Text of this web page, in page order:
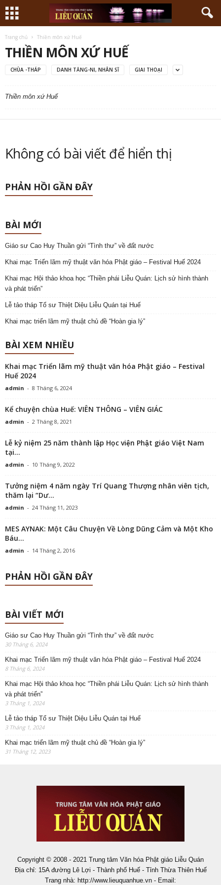
Trang chủ Thiền môn xứ Huế
THIỀN MÔN XỨ HUẾ
CHÙA -THÁP DANH TĂNG-NI, NHÂN SĨ GIAI THOẠI
Thiền môn xứ Huế
Không có bài viết để hiển thị
PHẢN HỒI GẦN ĐÂY
BÀI MỚI
Giáo sư Cao Huy Thuần gửi “Tình thư” về đất nước
Khai mạc Triển lãm mỹ thuật văn hóa Phật giáo – Festival Huế 2024
Khai mạc Hội thảo khoa học “Thiền phái Liễu Quán: Lịch sử hình thành
và phát triển”
Lễ tảo tháp Tổ sư Thiệt Diệu Liễu Quán tại Huế
Khai mạc triển lãm mỹ thuật chủ đề “Hoàn gia lý”
BÀI XEM NHIỀU
Khai mạc Triển lãm mỹ thuật văn hóa Phật giáo – Festival
Huế 2024
admin - 8 Tháng 6, 2024
Kể chuyện chùa Huế: VIÊN THÔNG – VIÊN GIÁC
admin - 2 Tháng 8, 2021
Lễ kỷ niệm 25 năm thành lập Học viện Phật giáo Việt Nam
tại...
admin - 10 Tháng 9, 2022
Tưởng niệm 4 năm ngày Trí Quang Thượng nhân viên tịch,
thăm lại “Dư...
admin - 24 Tháng 11, 2023
MES AYNAK: Một Câu Chuyện Về Lòng Dũng Cảm và Một Kho
Báu...
admin - 14 Tháng 2, 2016
PHẢN HỒI GẦN ĐÂY
BÀI VIẾT MỚI
Giáo sư Cao Huy Thuần gửi “Tình thư” về đất nước
30 Tháng 6, 2024
Khai mạc Triển lãm mỹ thuật văn hóa Phật giáo – Festival Huế 2024
8 Tháng 6, 2024
Khai mạc Hội thảo khoa học “Thiền phái Liễu Quán: Lịch sử hình thành
và phát triển”
3 Tháng 1, 2024
Lễ tảo tháp Tổ sư Thiệt Diệu Liễu Quán tại Huế
3 Tháng 1, 2024
Khai mạc triển lãm mỹ thuật chủ đề “Hoàn gia lý”
31 Tháng 12, 2023
Copyright © 2008 - 2021 Trung tâm Văn hóa Phật giáo Liễu Quán
Địa chỉ: 15A đường Lê Lợi - Thành phố Huế - Tỉnh Thừa Thiên Huế
Trang nhà: http://www.lieuquanhue.vn - Email: